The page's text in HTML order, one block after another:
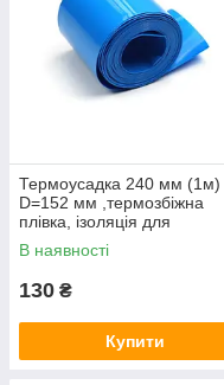
Термоусадка 240 мм (1м)
D=152 мм ,термозбіжна
плівка, ізоляція для
складання акумуляторів
В наявності
130 ₴
Купити